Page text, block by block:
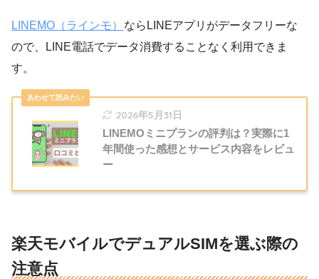
LINEMO（ラインモ）
ならLINEアプリがデータフリーな
ので、LINE電話でデータ消費することなく利用できま
す。
2026年5月31日
LINEMOミニプランの評判は？実際に1
年間使った感想とサービス内容をレビュ
ー
楽天モバイルでデュアルSIMを選ぶ際の
注意点